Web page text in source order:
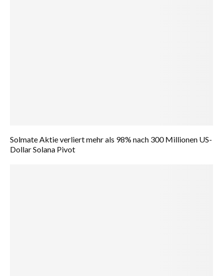
Solmate Aktie verliert mehr als 98% nach 300 Millionen US-
Dollar Solana Pivot